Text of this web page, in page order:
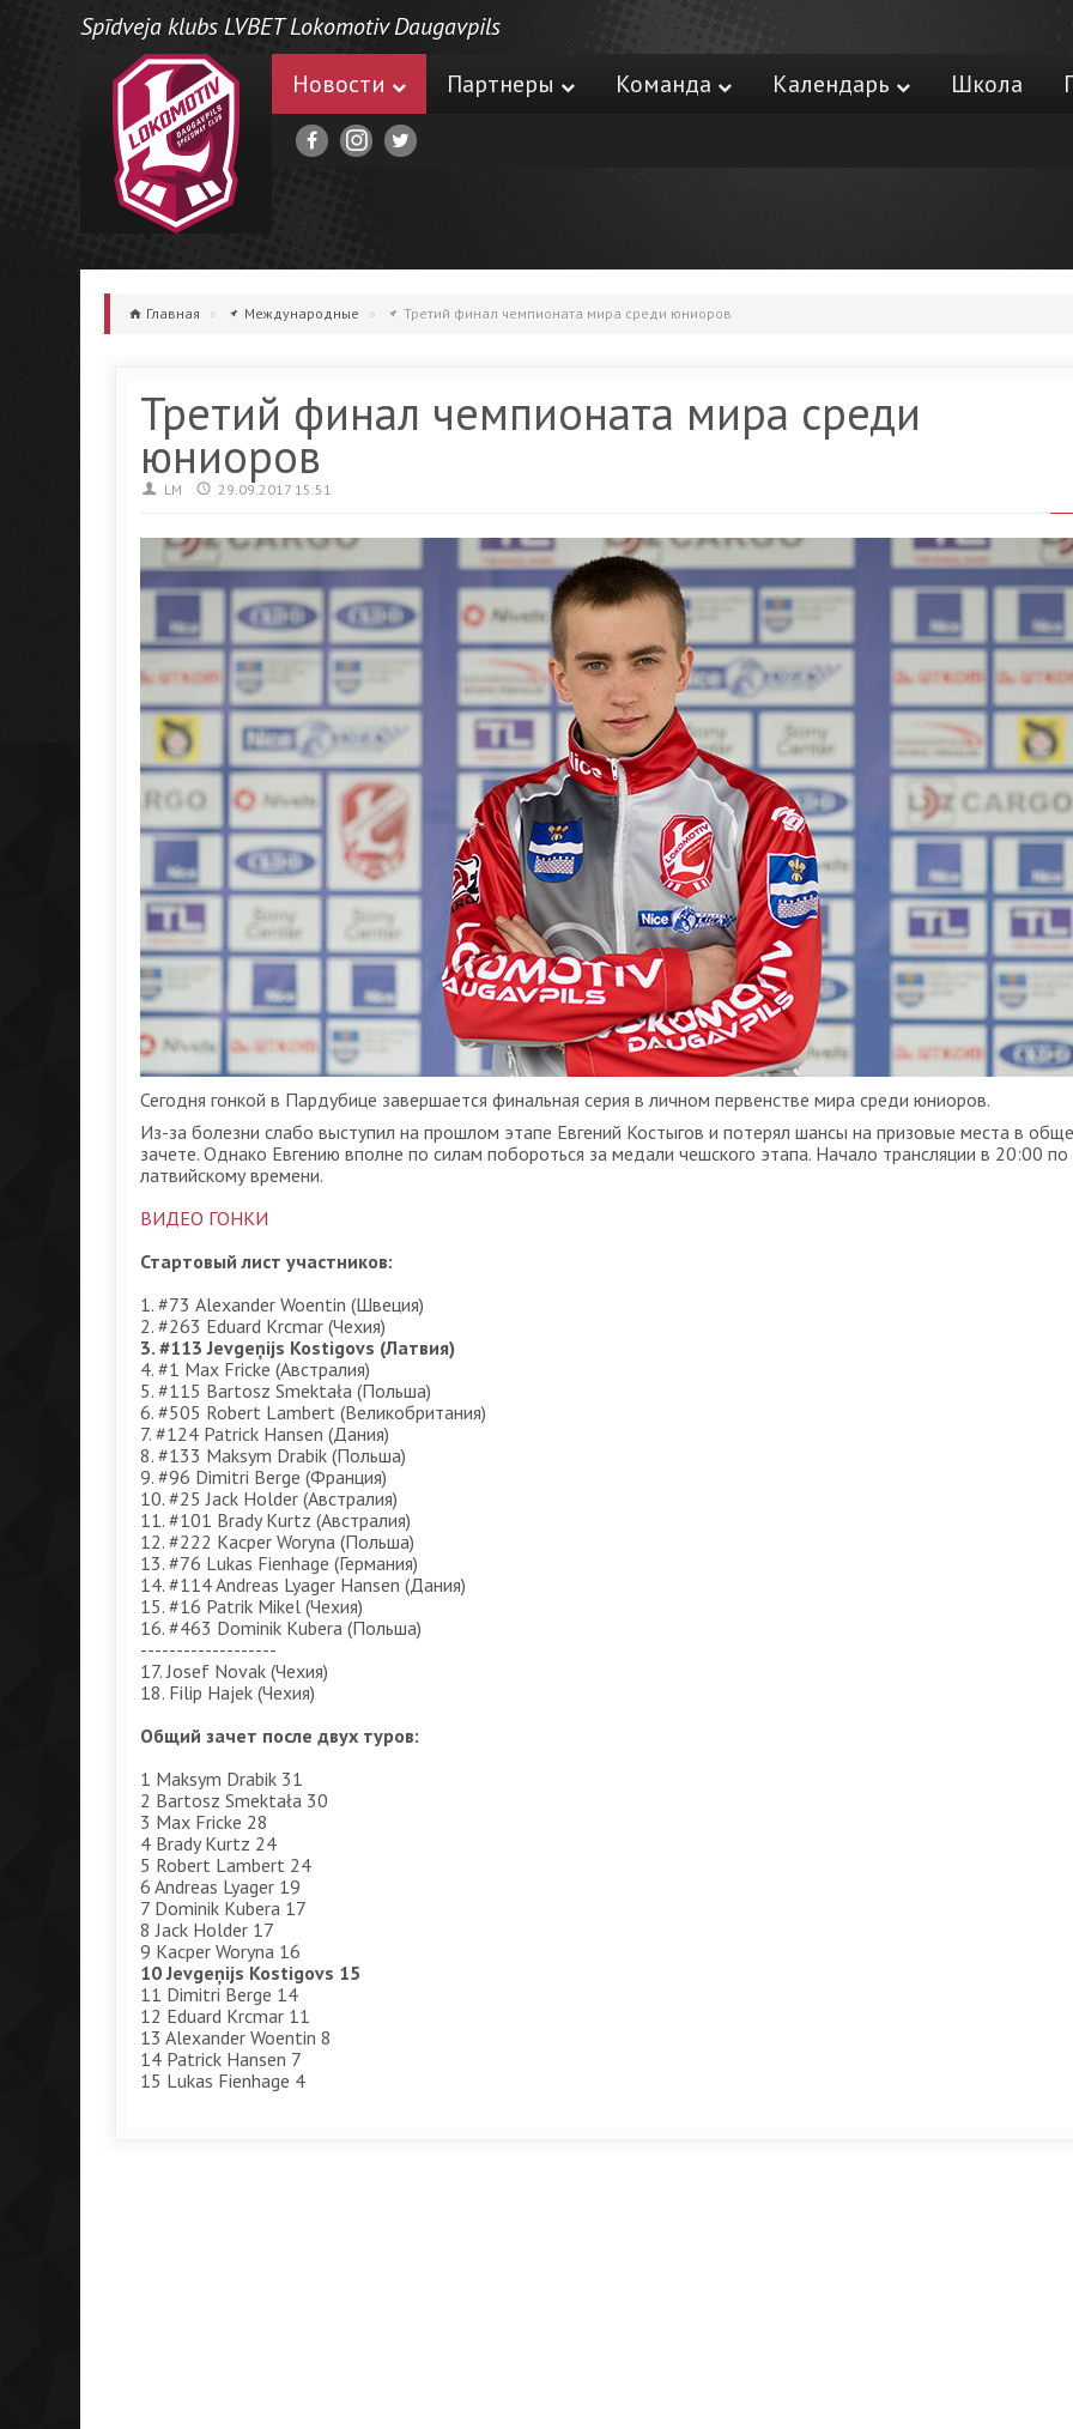
Spīdveja klubs LVBET Lokomotiv Daugavpils
Новости
Партнеры Команда Календарь Школа
Главная » Международные » Третий финал чемпионата мира среди юниоров
Третий финал чемпионата мира среди
юниоров
LM 29.09.2017 15:51
Сегодня гонкой в Пардубице завершается финальная серия в личном первенстве мира среди юниоров.
Из-за болезни слабо выступил на прошлом этапе Евгений Костыгов и потерял шансы на призовые места в
зачете. Однако Евгению вполне по силам побороться за медали чешского этапа. Начало трансляции в 20:00 по
латвийскому времени.
ВИДЕО ГОНКИ
Стартовый лист участников:
1. #73 Alexander Woentin (Швеция)
2. #263 Eduard Krcmar (Чехия)
3. #113 Jevgeņijs Kostigovs (Латвия)
4. #1 Max Fricke (Австралия)
5. #115 Bartosz Smektała (Польша)
6. #505 Robert Lambert (Великобритания)
7. #124 Patrick Hansen (Дания)
8. #133 Maksym Drabik (Польша)
9. #96 Dimitri Berge (Франция)
10. #25 Jack Holder (Австралия)
11. #101 Brady Kurtz (Австралия)
12. #222 Kacper Woryna (Польша)
13. #76 Lukas Fienhage (Германия)
14. #114 Andreas Lyager Hansen (Дания)
15. #16 Patrik Mikel (Чехия)
16. #463 Dominik Kubera (Польша)
-------------------
17. Josef Novak (Чехия)
18. Filip Hajek (Чехия)
Общий зачет после двух туров:
1 Maksym Drabik 31
2 Bartosz Smektała 30
3 Max Fricke 28
4 Brady Kurtz 24
5 Robert Lambert 24
6 Andreas Lyager 19
7 Dominik Kubera 17
8 Jack Holder 17
9 Kacper Woryna 16
10 Jevgeņijs Kostigovs 15
11 Dimitri Berge 14
12 Eduard Krcmar 11
13 Alexander Woentin 8
14 Patrick Hansen 7
15 Lukas Fienhage 4